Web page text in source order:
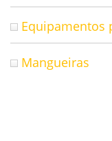
Equipamentos
Mangueiras